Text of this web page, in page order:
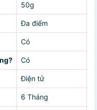
50g
Đa điểm
Có
Có
Điện tử
6 Tháng